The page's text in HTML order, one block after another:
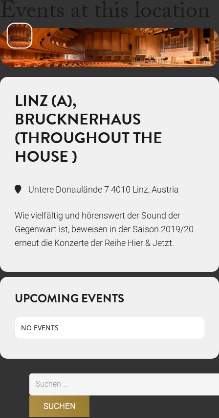
Events at this location
LINZ (A),
BRUCKNERHAUS
(THROUGHOUT THE
HOUSE )
Untere Donaulände 7 4010 Linz, Austria
Wie vielfältig und hörenswert der Sound der
Gegenwart ist, beweisen in der Saison 2019/20
erneut die Konzerte der Reihe Hier & Jetzt.
UPCOMING EVENTS
NO EVENTS
Suchen
nach: